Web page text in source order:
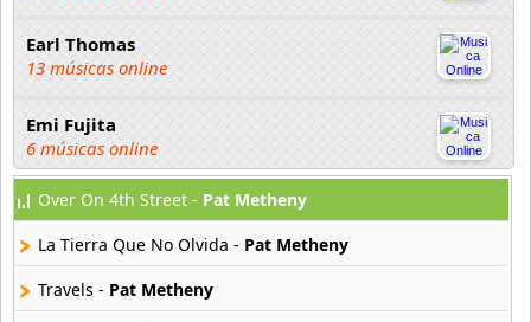
Earl Thomas
13 músicas online
Emi Fujita
6 músicas online
Fenix Jazz Band
15 músicas online
George Benson
10 músicas online
Over On 4th Street - Pat Metheny
La Tierra Que No Olvida - Pat Metheny
Travels - Pat Metheny